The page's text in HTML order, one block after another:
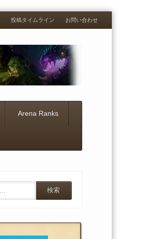
投稿タイムライン お問い合わせ
Arena Ranks